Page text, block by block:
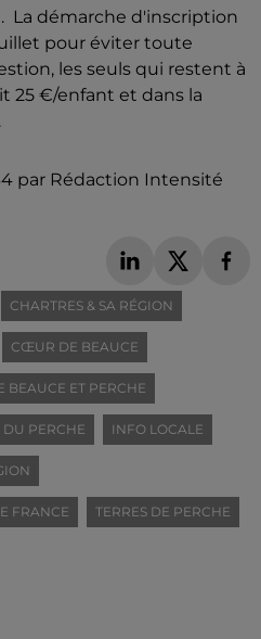
La démarche d'inscription
pour éviter toute
les seuls qui restent à
25 €/enfant et dans la
par Rédaction Intensité
CHARTRES & SA RÉGION
CŒUR DE BEAUCE
BEAUCE ET PERCHE
DU PERCHE INFO LOCALE
FRANCE TERRES DE PERCHE